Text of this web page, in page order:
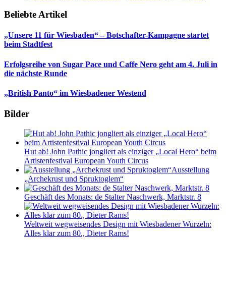
Beliebte Artikel
„Unsere 11 für Wiesbaden“ – Botschafter-Kampagne startet
beim Stadtfest
Erfolgsreihe von Sugar Pace und Caffe Nero geht am 4. Juli in
die nächste Runde
„British Panto“ im Wiesbadener Westend
Bilder
Hut ab! John Pathic jongliert als einziger „Local Hero“ beim
Artistenfestival European Youth Circus
Ausstellung
„Archekrust und Spruktoglem“
Geschäft des Monats: de Stalter Naschwerk, Marktstr. 8
Weltweit wegweisendes Design mit Wiesbadener Wurzeln:
Alles klar zum 80., Dieter Rams!